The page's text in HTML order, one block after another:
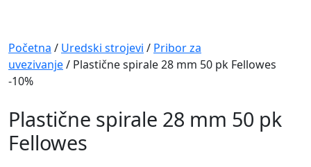
Navigation
Početna / Uredski strojevi / Pribor za
uvezivanje/ Plastične spirale 28 mm 50 pk Fellowes
-10%
Plastične spirale 28 mm 50 pk
Fellowes